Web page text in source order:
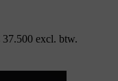
excl. btw.